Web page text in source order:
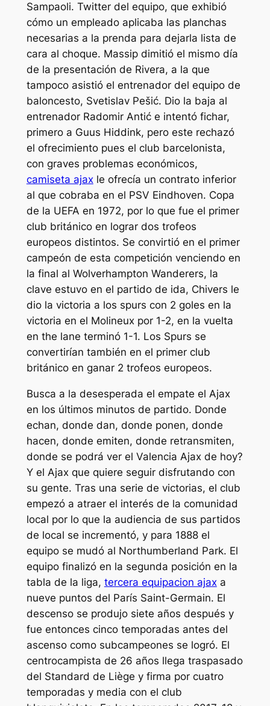
Sampaoli. Twitter del equipo, que exhibió
cómo un empleado aplicaba las planchas
necesarias a la prenda para dejarla lista de
cara al choque. Massip dimitió el mismo día
de la presentación de Rivera, a la que
tampoco asistió el entrenador del equipo de
baloncesto, Svetislav Pešić. Dio la baja al
entrenador Radomir Antić e intentó fichar,
primero a Guus Hiddink, pero este rechazó
el ofrecimiento pues el club barcelonista,
con graves problemas económicos,
camiseta ajaxle ofrecía un contrato inferior
al que cobraba en el PSV Eindhoven. Copa
de la UEFA en 1972, por lo que fue el primer
club británico en lograr dos trofeos
europeos distintos. Se convirtió en el primer
campeón de esta competición venciendo en
la final al Wolverhampton Wanderers, la
clave estuvo en el partido de ida, Chivers le
dio la victoria a los spurs con 2 goles en la
victoria en el Molineux por 1-2, en la vuelta
en the lane terminó 1-1. Los Spurs se
convertirían también en el primer club
británico en ganar 2 trofeos europeos.
Busca a la desesperada el empate el Ajax
en los últimos minutos de partido. Donde
echan, donde dan, donde ponen, donde
hacen, donde emiten, donde retransmiten,
donde se podrá ver el Valencia Ajax de hoy?
Y el Ajax que quiere seguir disfrutando con
su gente. Tras una serie de victorias, el club
empezó a atraer el interés de la comunidad
local por lo que la audiencia de sus partidos
de local se incrementó, y para 1888 el
equipo se mudó al Northumberland Park. El
equipo finalizó en la segunda posición en la
tabla de la liga, tercera equipacion ajaxa
nueve puntos del París Saint-Germain. El
descenso se produjo siete años después y
fue entonces cinco temporadas antes del
ascenso como subcampeones se logró. El
centrocampista de 26 años llega traspasado
del Standard de Liège y firma por cuatro
temporadas y media con el club